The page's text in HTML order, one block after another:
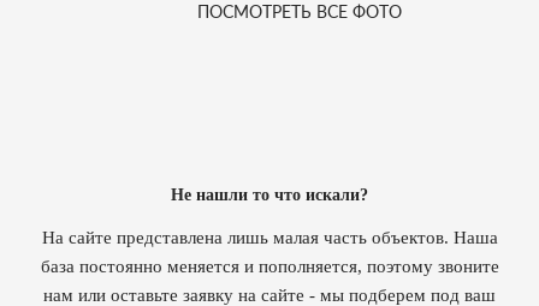
ПОСМОТРЕТЬ ВСЕ ФОТО
Не нашли то что искали?
На сайте представлена лишь малая часть объектов. Наша
база постоянно меняется и пополняется, поэтому звоните
нам или оставьте заявку на сайте - мы подберем под ваш